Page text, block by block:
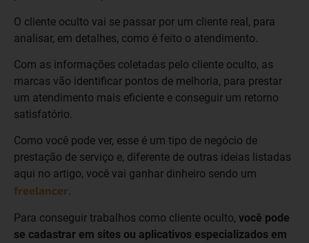
O cliente oculto vai se passar por um cliente real, para
analisar, em detalhes, como é feito o atendimento.
Com as informações coletadas pelo cliente oculto, as
marcas vão identificar pontos de melhoria, para prestar
um atendimento mais eficiente e conseguir um retorno
satisfatório.
Como você pode ver, esse é um tipo de negócio de
prestação de serviço e, diferente de outras ideias listadas
aqui no artigo, você vai ganhar dinheiro sendo um
freelancer.
Para conseguir trabalhos como cliente oculto, você pode
se cadastrar em sites ou aplicativos especializados em